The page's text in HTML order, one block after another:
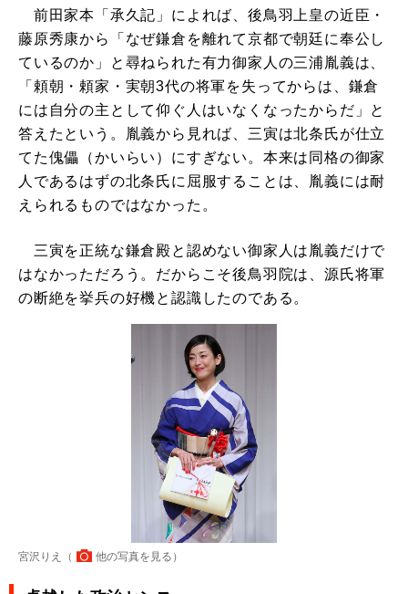
前田家本「承久記」によれば、後鳥羽上皇の近臣・
藤原秀康から「なぜ鎌倉を離れて京都で朝廷に奉公し
ているのか」と尋ねられた有力御家人の三浦胤義は、
「頼朝・頼家・実朝3代の将軍を失ってからは、鎌倉
には自分の主として仰ぐ人はいなくなったからだ」と
答えたという。胤義から見れば、三寅は北条氏が仕立
てた傀儡（かいらい）にすぎない。本来は同格の御家
人であるはずの北条氏に屈服することは、胤義には耐
えられるものではなかった。
三寅を正統な鎌倉殿と認めない御家人は胤義だけで
はなかっただろう。だからこそ後鳥羽院は、源氏将軍
の断絶を挙兵の好機と認識したのである。
宮沢りえ（ 他の写真を見る ）